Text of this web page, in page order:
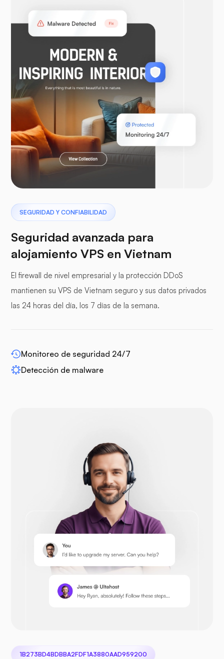
WooCommerce
Laravel
Opencart
Prestashop
SEGURIDAD Y CONFIABILIDAD
Seguridad avanzada para
alojamiento VPS en Vietnam
El firewall de nivel empresarial y la protección DDoS
mantienen su VPS de Vietnam seguro y sus datos privados
las 24 horas del día, los 7 días de la semana.
Monitoreo de seguridad 24/7
Detección de malware
1B273BD4BDBBA2FDF1A3880AAD959200